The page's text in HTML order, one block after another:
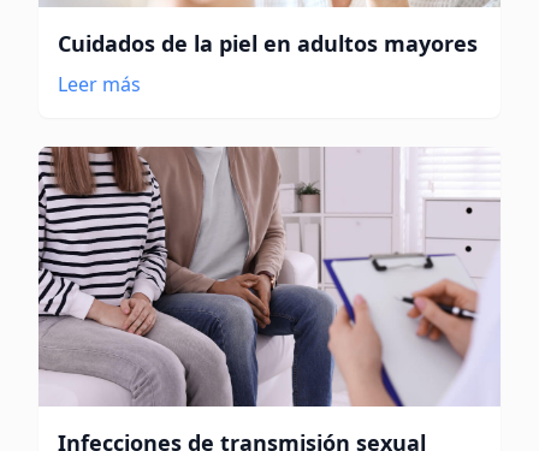
Cuidados de la piel en adultos mayores
Leer más
Infecciones de transmisión sexual